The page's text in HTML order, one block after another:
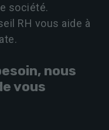
société.
RH vous aide à
nous
vous
au
site Web.
que